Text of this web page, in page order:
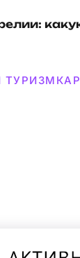
ТУРИЗМ